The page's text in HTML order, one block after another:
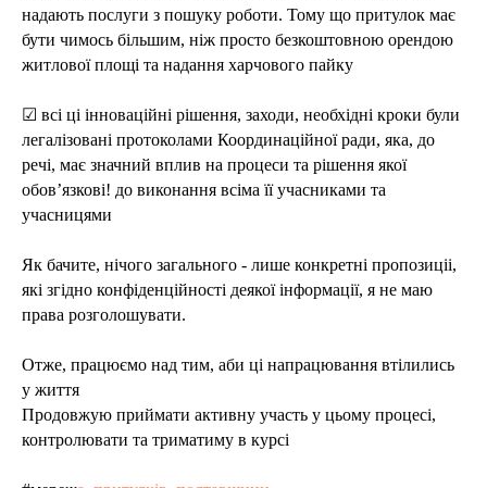
надають послуги з пошуку роботи. Тому що притулок має
бути чимось більшим, ніж просто безкоштовною орендою
житлової площі та надання харчового пайку
☑ всі ці інноваційні рішення, заходи, необхідні кроки були
легалізовані протоколами Координаційної ради, яка, до
речі, має значний вплив на процеси та рішення якої
обов’язкові! до виконання всіма її учасниками та
учасницями
Як бачите, нічого загального - лише конкретні пропозиціі,
які згідно конфіденційності деякої інформації, я не маю
права розголошувати.
Отже, працюємо над тим, аби ці напрацювання втілились
у життя
Продовжую приймати активну участь у цьому процесі,
контролювати та триматиму в курсі